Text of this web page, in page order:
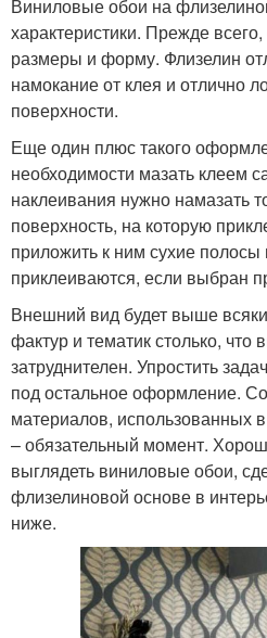
Виниловые обои на
характеристики. Прежде
размеры и форму. Флизелин
намокание от клея и отлично
поверхности.
Еще один плюс такого
необходимости мазать клеем
наклеивания нужно намазать
поверхность, на которую
приложить к ним сухие
приклеиваются, если выбран
Внешний вид будет выше
фактур и тематик столько, что
затруднителен. Упростить
под остальное оформление.
материалов,
– обязательный момент.
выглядеть виниловые обои,
флизелиновой основе в
ниже.